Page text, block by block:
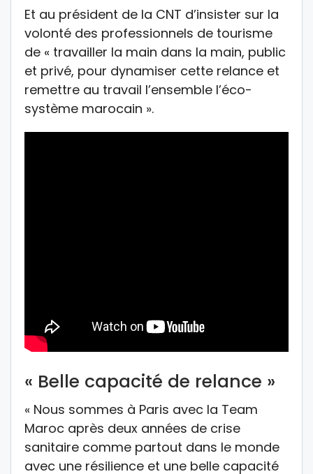
Et au président de la CNT d’insister sur la
volonté des professionnels de tourisme
de « travailler la main dans la main, public
et privé, pour dynamiser cette relance et
remettre au travail l’ensemble l’éco-
système marocain ».
« Belle capacité de relance »
« Nous sommes à Paris avec la Team
Maroc après deux années de crise
sanitaire comme partout dans le monde
avec une résilience et une belle capacité